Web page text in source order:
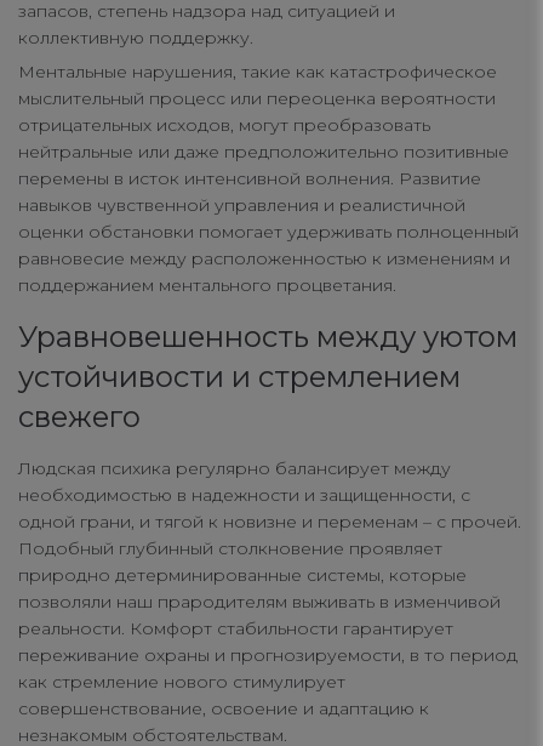
запасов, степень надзора над ситуацией и
коллективную поддержку.
Ментальные нарушения, такие как катастрофическое
мыслительный процесс или переоценка вероятности
отрицательных исходов, могут преобразовать
нейтральные или даже предположительно позитивные
перемены в исток интенсивной волнения. Развитие
навыков чувственной управления и реалистичной
оценки обстановки помогает удерживать полноценный
равновесие между расположенностью к изменениям и
поддержанием ментального процветания.
Уравновешенность между уютом
устойчивости и стремлением
свежего
Людская психика регулярно балансирует между
необходимостью в надежности и защищенности, с
одной грани, и тягой к новизне и переменам – с прочей.
Подобный глубинный столкновение проявляет
природно детерминированные системы, которые
позволяли наш прародителям выживать в изменчивой
реальности. Комфорт стабильности гарантирует
переживание охраны и прогнозируемости, в то период
как стремление нового стимулирует
совершенствование, освоение и адаптацию к
незнакомым обстоятельствам.